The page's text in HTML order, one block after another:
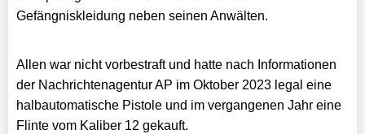
Gefängniskleidung neben seinen Anwälten.
Allen war nicht vorbestraft und hatte nach Informationen
der Nachrichtenagentur AP im Oktober 2023 legal eine
halbautomatische Pistole und im vergangenen Jahr eine
Flinte vom Kaliber 12 gekauft.